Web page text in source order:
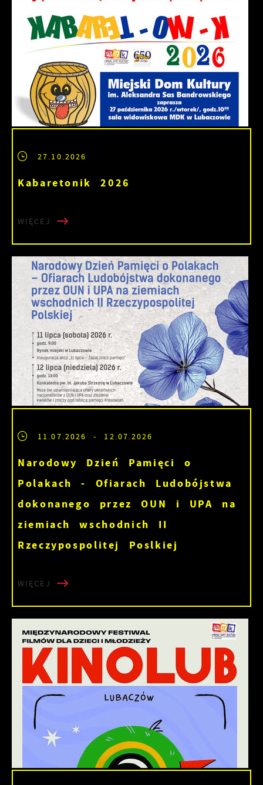
27.10.2026
Kabaretonik 2026
WIĘCEJ
11.07.2026 - 12.07.2026
Narodowy Dzień Pamięci o
Polakach - Ofiarach Ludobójstwa
dokonanego przez OUN i UPA na
ziemiach wschodnich II
Rzeczypospolitej Poslkiej
WIĘCEJ